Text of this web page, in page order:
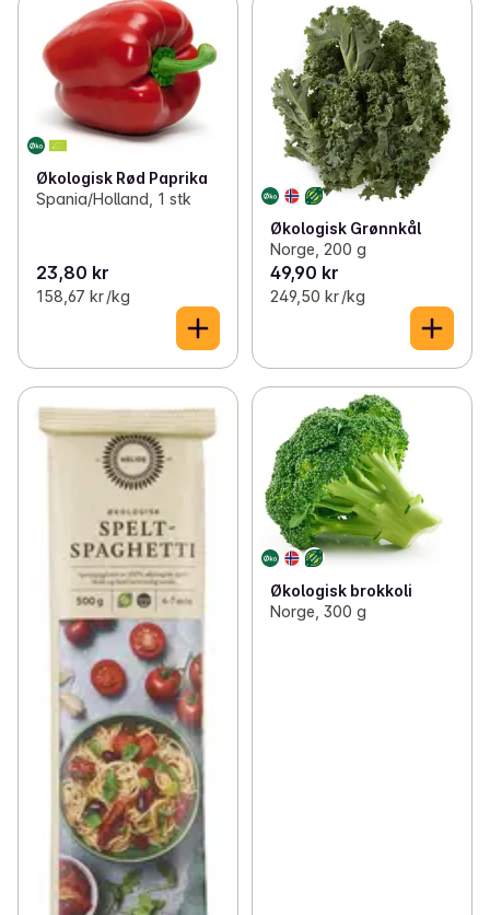
Økologisk Rød Paprika
Spania/Holland, 1 stk
23,80 kr
158,67 kr /kg
Økologisk Grønnkål
Norge, 200 g
49,90 kr
249,50 kr /kg
Økologisk brokkoli
Norge, 300 g